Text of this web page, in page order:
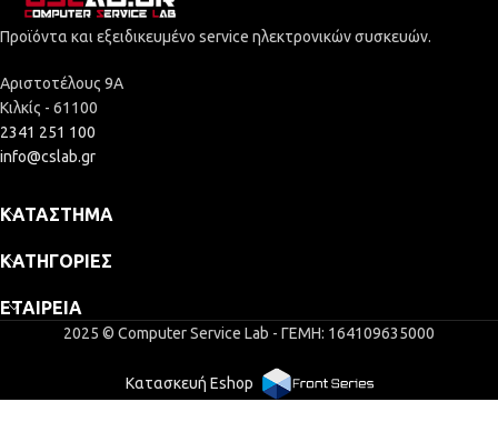
Προϊόντα και εξειδικευμένο service ηλεκτρονικών συσκευών.
Αριστοτέλους 9Α
Κιλκίς - 61100
2341 251 100
info@cslab.gr
ΚΑΤΆΣΤΗΜΑ
ΚΑΤΗΓΟΡΊΕΣ
ΕΤΑΙΡΕΊΑ
2025 © Computer Service Lab - ΓΕΜΗ: 164109635000
Κατασκευή Eshop